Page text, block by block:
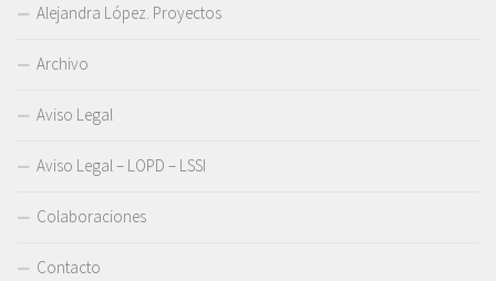
Alejandra López. Proyectos
Archivo
Aviso Legal
Aviso Legal – LOPD – LSSI
Colaboraciones
Contacto